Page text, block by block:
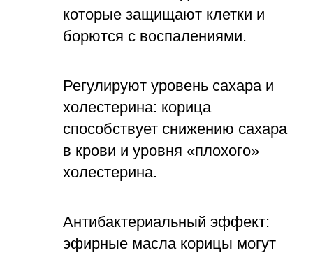
которые защищают клетки и
борются с воспалениями.
Регулируют уровень сахара и
холестерина: корица
способствует снижению сахара
в крови и уровня «плохого»
холестерина.
Антибактериальный эффект:
эфирные масла корицы могут